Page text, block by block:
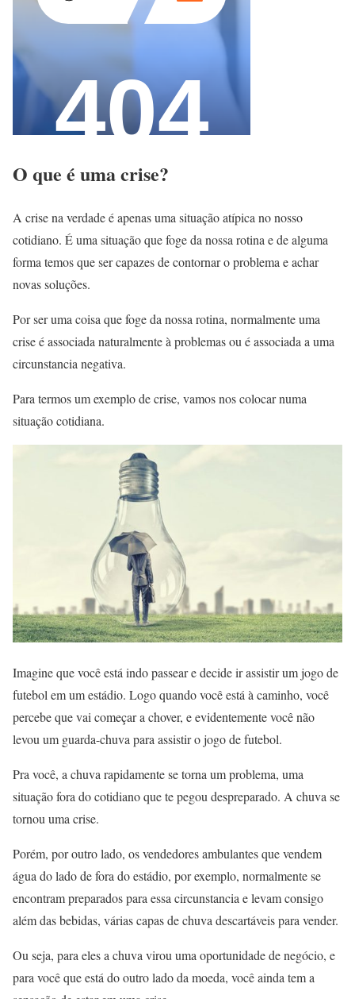
O que é uma crise?
A crise na verdade é apenas uma situação atípica no nosso
cotidiano. É uma situação que foge da nossa rotina e de alguma
forma temos que ser capazes de contornar o problema e achar
novas soluções.
Por ser uma coisa que foge da nossa rotina, normalmente uma
crise é associada naturalmente à problemas ou é associada a uma
circunstancia negativa.
Para termos um exemplo de crise, vamos nos colocar numa
situação cotidiana.
Imagine que você está indo passear e decide ir assistir um jogo de
futebol em um estádio. Logo quando você está à caminho, você
percebe que vai começar a chover, e evidentemente você não
levou um guarda-chuva para assistir o jogo de futebol.
Pra você, a chuva rapidamente se torna um problema, uma
situação fora do cotidiano que te pegou despreparado. A chuva se
tornou uma crise.
Porém, por outro lado, os vendedores ambulantes que vendem
água do lado de fora do estádio, por exemplo, normalmente se
encontram preparados para essa circunstancia e levam consigo
além das bebidas, várias capas de chuva descartáveis para vender.
Ou seja, para eles a chuva virou uma oportunidade de negócio, e
para você que está do outro lado da moeda, você ainda tem a